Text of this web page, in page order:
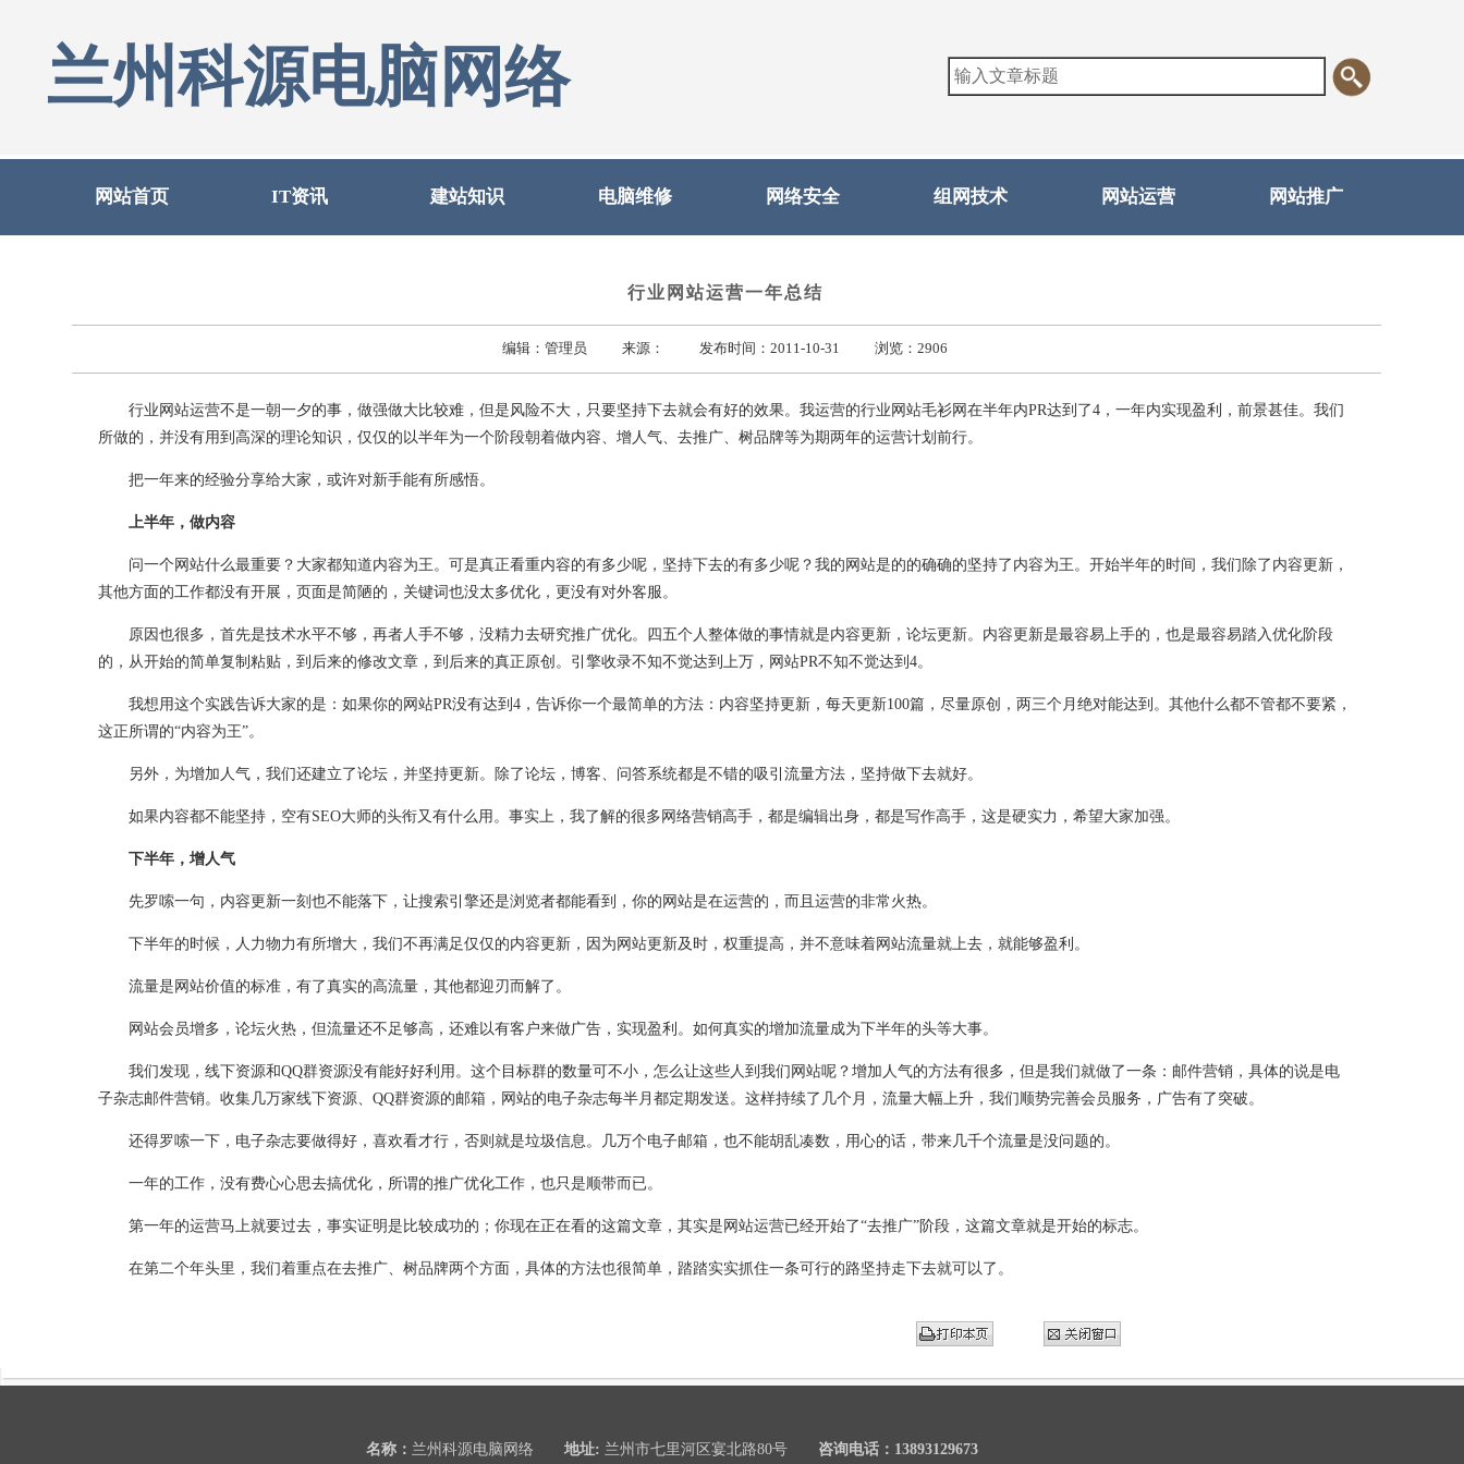
兰州科源电脑网络
网站首页 IT资讯 建站知识 电脑维修 网络安全 组网技术 网站运营 网站推广
行业网站运营一年总结
编辑：管理员 来源： 发布时间：2011-10-31 浏览：2906
行业网站运营不是一朝一夕的事，做强做大比较难，但是风险不大，只要坚持下去就会有好的效果。我运营的行业网站毛衫网在半年内PR达到了4，一年内实现盈利，前景甚佳。我们
所做的，并没有用到高深的理论知识，仅仅的以半年为一个阶段朝着做内容、增人气、去推广、树品牌等为期两年的运营计划前行。
把一年来的经验分享给大家，或许对新手能有所感悟。
上半年，做内容
问一个网站什么最重要？大家都知道内容为王。可是真正看重内容的有多少呢，坚持下去的有多少呢？我的网站是的的确确的坚持了内容为王。开始半年的时间，我们除了内容更新，
其他方面的工作都没有开展，页面是简陋的，关键词也没太多优化，更没有对外客服。
原因也很多，首先是技术水平不够，再者人手不够，没精力去研究推广优化。四五个人整体做的事情就是内容更新，论坛更新。内容更新是最容易上手的，也是最容易踏入优化阶段
的，从开始的简单复制粘贴，到后来的修改文章，到后来的真正原创。引擎收录不知不觉达到上万，网站PR不知不觉达到4。
我想用这个实践告诉大家的是：如果你的网站PR没有达到4，告诉你一个最简单的方法：内容坚持更新，每天更新100篇，尽量原创，两三个月绝对能达到。其他什么都不管都不要紧，
这正所谓的“内容为王”。
另外，为增加人气，我们还建立了论坛，并坚持更新。除了论坛，博客、问答系统都是不错的吸引流量方法，坚持做下去就好。
如果内容都不能坚持，空有SEO大师的头衔又有什么用。事实上，我了解的很多网络营销高手，都是编辑出身，都是写作高手，这是硬实力，希望大家加强。
下半年，增人气
先罗嗦一句，内容更新一刻也不能落下，让搜索引擎还是浏览者都能看到，你的网站是在运营的，而且运营的非常火热。
下半年的时候，人力物力有所增大，我们不再满足仅仅的内容更新，因为网站更新及时，权重提高，并不意味着网站流量就上去，就能够盈利。
流量是网站价值的标准，有了真实的高流量，其他都迎刃而解了。
网站会员增多，论坛火热，但流量还不足够高，还难以有客户来做广告，实现盈利。如何真实的增加流量成为下半年的头等大事。
我们发现，线下资源和QQ群资源没有能好好利用。这个目标群的数量可不小，怎么让这些人到我们网站呢？增加人气的方法有很多，但是我们就做了一条：邮件营销，具体的说是电
子杂志邮件营销。收集几万家线下资源、QQ群资源的邮箱，网站的电子杂志每半月都定期发送。这样持续了几个月，流量大幅上升，我们顺势完善会员服务，广告有了突破。
还得罗嗦一下，电子杂志要做得好，喜欢看才行，否则就是垃圾信息。几万个电子邮箱，也不能胡乱凑数，用心的话，带来几千个流量是没问题的。
一年的工作，没有费心心思去搞优化，所谓的推广优化工作，也只是顺带而已。
第一年的运营马上就要过去，事实证明是比较成功的；你现在正在看的这篇文章，其实是网站运营已经开始了“去推广”阶段，这篇文章就是开始的标志。
在第二个年头里，我们着重点在去推广、树品牌两个方面，具体的方法也很简单，踏踏实实抓住一条可行的路坚持走下去就可以了。
名称： 兰州科源电脑网络 地址: 兰州市七里河区宴北路80号 咨询电话：13893129673